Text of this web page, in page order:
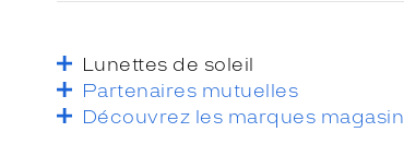
Lunettes de soleil
Partenaires mutuelles
Découvrez les marques magasin